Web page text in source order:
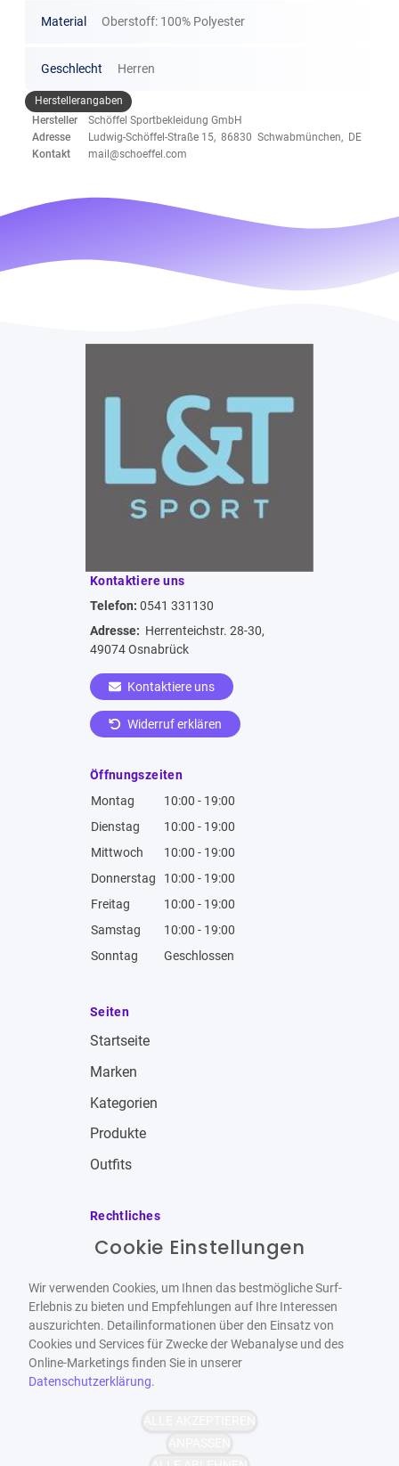
Material Oberstoff: 100% Polyester
Geschlecht Herren
Herstellerangaben
Hersteller
Schöffel Sportbekleidung GmbH
Adresse
Ludwig-Schöffel-Straße 15, 86830 Schwabmünchen, DE
Kontakt
mail@schoeffel.com
Kontaktiere uns
Telefon: 0541 331130
Adresse: Herrenteichstr. 28-30,
49074 Osnabrück
Kontaktiere uns
Widerruf erklären
Öffnungszeiten
Montag
10:00 - 19:00
Dienstag
10:00 - 19:00
Mittwoch
10:00 - 19:00
Donnerstag
10:00 - 19:00
Freitag
10:00 - 19:00
Samstag
10:00 - 19:00
Sonntag
Geschlossen
Seiten
Startseite
Marken
Kategorien
Produkte
Outfits
Rechtliches
Impressum
Datenschutzbestimmungen
Widerrufsbelehrung
Barrierefrei
WCAG-2.1-AA
Bereitgestellt von
Cookie Einstellungen
Wir verwenden Cookies, um Ihnen das bestmögliche Surf-
Erlebnis zu bieten und Empfehlungen auf Ihre Interessen
auszurichten. Detailinformationen über den Einsatz von
Cookies und Services für Zwecke der Webanalyse und des
Online-Marketings finden Sie in unserer
Datenschutzerklärung.
ALLE AKZEPTIEREN
ANPASSEN